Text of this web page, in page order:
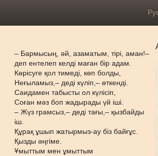
– Бармысың, әй, азаматым, тірі, аман!–
деп ентелеп келді маған бір адам.
Көрісуге қол тимеді, көп болды,
Неғыламыз,– деді күліп,– өткенді.
Саидамен табысты ол күлісіп,
Соған мәз боп жадырады үй іші.
– Жүз грамсыз,– деді тағы,– қызбайды
іш.
Құрақ ұшып жатырмыз-ау біз байғұс.
Қызды әңгіме.
Ұмыттым мен ұмыттым